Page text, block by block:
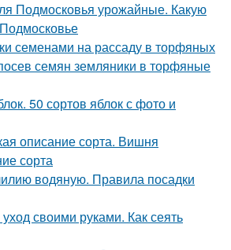
Подмосковья урожайные. Какую
семенами на рассаду в торфяных
семян земляники в торфяные
50 сортов яблок с фото и
описание сорта. Вишня
сорта
водяную. Правила посадки
своими руками. Как сеять